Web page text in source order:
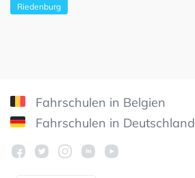
Riedenburg
Fahrschulen in Belgien
Fahrschulen in Deutschland